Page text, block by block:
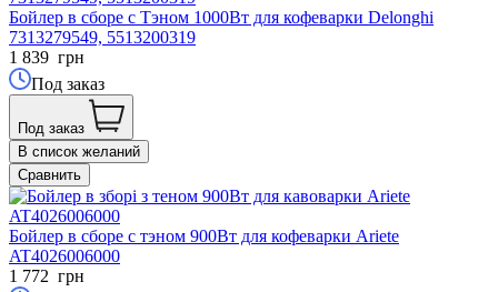
Бойлер в сборе с Тэном 1000Вт для кофеварки Delonghi
7313279549, 5513200319
1 839 грн
Под заказ
Под заказ
В список желаний
Сравнить
Бойлер в сборе с тэном 900Вт для кофеварки Ariete
AT4026006000
1 772 грн